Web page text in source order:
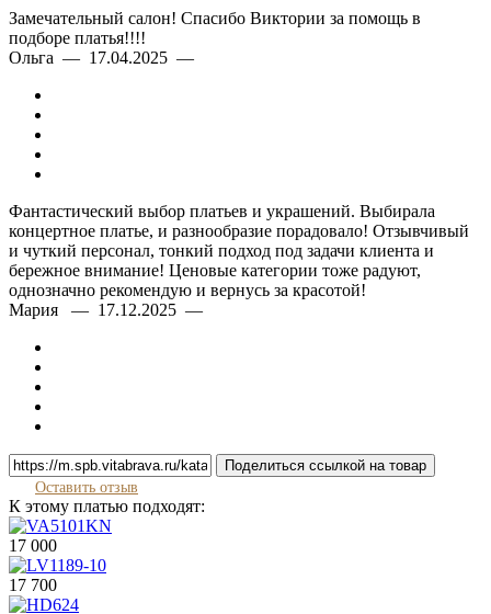
Замечательный салон! Спасибо Виктории за помощь в
подборе платья!!!!
Ольга — 17.04.2025 —
Фантастический выбор платьев и украшений. Выбирала
концертное платье, и разнообразие порадовало! Отзывчивый
и чуткий персонал, тонкий подход под задачи клиента и
бережное внимание! Ценовые категории тоже радуют,
однозначно рекомендую и вернусь за красотой!
Мария — 17.12.2025 —
Поделиться ссылкой на товар
Оставить отзыв
К этому платью подходят:
17 000
17 700